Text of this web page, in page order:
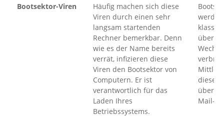
Bootsektor-Viren
Häufig machen sich diese
Viren durch einen sehr
langsam startenden
Rechner bemerkbar. Denn
wie es der Name bereits
verrät, infizieren diese
Viren den Bootsektor von
Computern. Er ist
verantwortlich für das
Laden Ihres
Betriebssystems.
werden
über
diesen
Mail-